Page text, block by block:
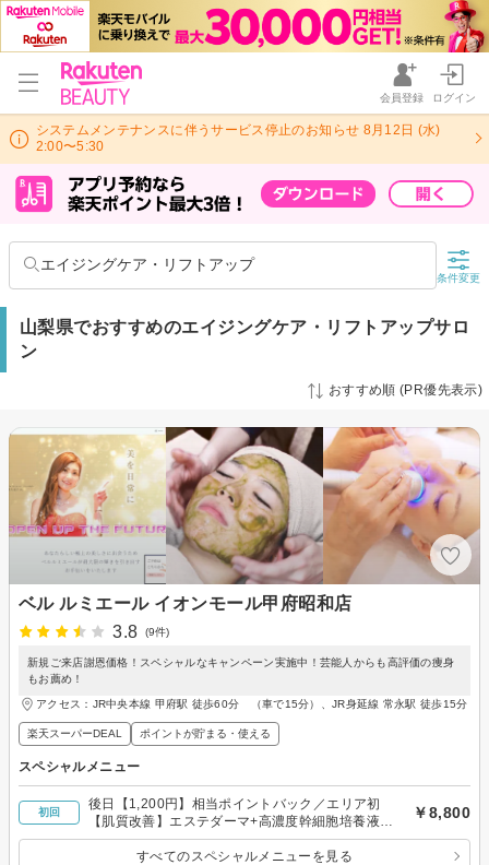
会員登録 ログイン
システムメンテナンスに伴うサービス停止のお知らせ 8月12日 (水)
2:00〜5:30
エイジングケア・リフトアップ
条件変更
山梨県でおすすめのエイジングケア・リフトアップサロ
ン
おすすめ順 (PR優先表示)
ベル ルミエール イオンモール甲府昭和店
3.8
(9件)
新規ご来店謝恩価格！スペシャルなキャンペーン実施中！芸能人からも高評価の痩身
もお薦め！
アクセス：JR中央本線 甲府駅 徒歩60分 （車で15分）、JR身延線 常永駅 徒歩15分
楽天スーパーDEAL ポイントが貯まる・使える
スペシャルメニュー
初回
後日【1,200円】相当ポイントバック／エリア初
【肌質改善】エステダーマ+高濃度幹細胞培養液導
入★全顏1回60分
￥8,800
すべてのスペシャルメニューを見る